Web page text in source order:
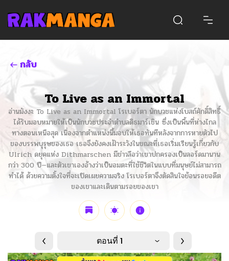
กลับ
To Live as an Immortal
อ่านมังงะ To Live as an Immortal โรเบอร์ตา นักบวชแห่งโบสถ์ศักดิ์สิทธิ์
ได้รับมอบหมายให้เป็นนักบวชประจำตำบลดิธมาร์เชิน ซึ่งเป็นพื้นที่ห่างไกล
ทางตอนเหนือสุด เนื่องจากตำแหน่งนี้มอบให้เธอทันทีหลังจากการหายตัวไป
ของบรรพบุรุษของเธอ เธอจึงยังคงเฝ้าระวังในขณะที่เธอเริ่มเรียนรู้เกี่ยวกับ
Ulrich ดยุคแห่ง Dithmarschen มีข่าวลือว่าเขาปกครองเป็นลอร์ดมานาน
กว่า 300 ปี—และตัวเขาเองอ้างว่าเป็นอมตะที่ใช้ชีวิตในแบบที่มนุษย์ไม่สามารถ
ทำได้ ด้วยความตั้งใจที่จะเปิดเผยความจริง โรเบอร์ตาจึงตัดสินใจย้อนรอยอดีต
ของเขาและเดินตามรอยของเขา
ตอนที่ 1